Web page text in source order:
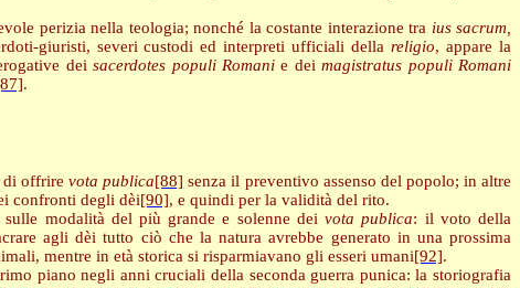
perizia nella teologia; nonché la costante interazione tra ius sacrum,
giuristi, severi custodi ed interpreti ufficiali dellareligio, appare la
deisacerdotes populi Romani e deimagistratus populi Romani
.
di offrirevota publica[88] senza il preventivo assenso del popolo; in altre
confronti degli dèi[90], e quindi per la validità del rito.
modalità del più grande e solenne deivota publica: il voto della
agli dèi tutto ciò che la natura avrebbe generato in una prossima
mentre in età storica si risparmiavano gli esseri umani[92].
piano negli anni cruciali della seconda guerra punica: la storiografia